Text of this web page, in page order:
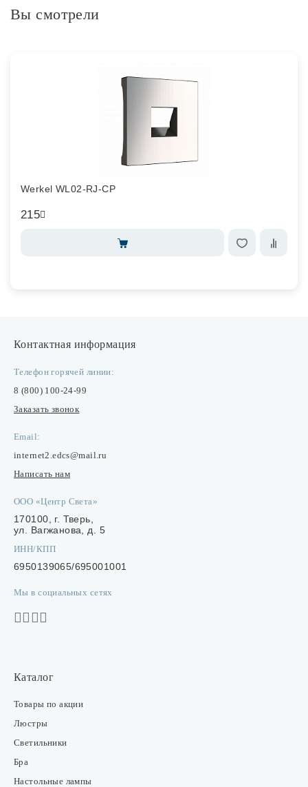
Вы смотрели
Werkel WL02-RJ-CP
215
Контактная информация
Телефон горячей линии:
8 (800) 100-24-99
Заказать звонок
Email:
internet2.edcs@mail.ru
Написать нам
ООО «Центр Света»
170100, г. Тверь,
ул. Вагжанова, д. 5
ИНН/КПП
6950139065/695001001
Мы в социальных сетях
Каталог
Товары по акции
Люстры
Светильники
Бра
Настольные лампы